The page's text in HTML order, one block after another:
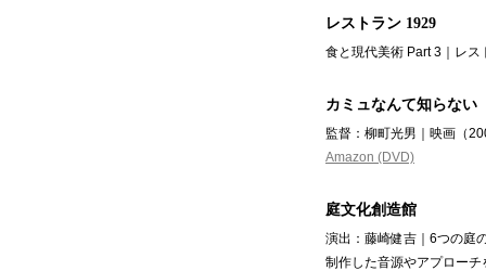
レストラン 1929
食と現代美術 Part 3｜レ
カミュなんて知らない
監督：柳町光男｜映画（
Amazon (DVD)
庭文化創造館
演出：藤崎健吉｜6つの庭
制作した音源やアプロー